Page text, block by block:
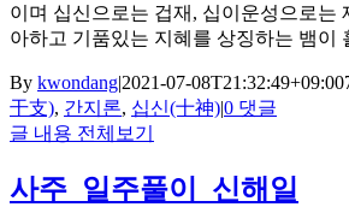
이며 십신으로는 겁재, 십이운성으로는
아하고 기품있는 지혜를 상징하는 뱀이
By kwondang|2021-07-08T21:32:49+09:00
干支), 간지론, 십신(十神)|0 댓글
글 내용 전체보기
사주_일주풀이_신해일